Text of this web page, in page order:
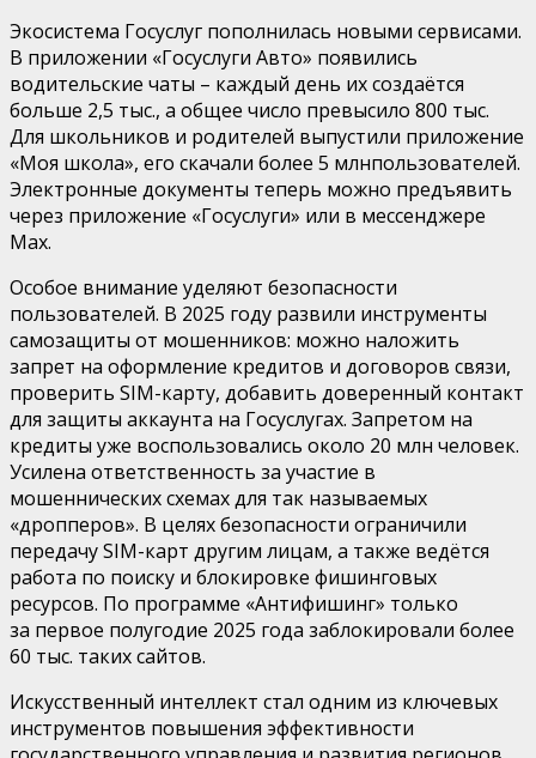
Экосистема Госуслуг пополнилась новыми сервисами.
В приложении «Госуслуги Авто» появились
водительские чаты – каждый день ихсоздаётся
больше 2,5 тыс., а общее число превысило 800 тыс.
Для школьников и родителей выпустили приложение
«Моя школа», его скачали более 5 млнпользователей.
Электронные документы теперь можно предъявить
через приложение «Госуслуги» или в мессенджере
Max.
Особое внимание уделяют безопасности
пользователей. В 2025 году развили инструменты
самозащиты от мошенников: можно наложить
запрет на оформление кредитов и договоров связи,
проверить SIM-карту, добавить доверенный контакт
для защиты аккаунта на Госуслугах. Запретом на
кредиты уже воспользовались около 20 млн человек.
Усилена ответственность за участие в
мошеннических схемахдля так называемых
«дропперов». В целяхбезопасности ограничили
передачу SIM-карт другим лицам, а также ведётся
работа по поиску и блокировке фишинговых
ресурсов. По программе «Антифишинг» только
за первое полугодие 2025 года заблокировали более
60 тыс. таких сайтов.
Искусственный интеллект стал одним из ключевых
инструментов повышения эффективности